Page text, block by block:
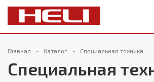
Главная Каталог Специальная техника
Специальная